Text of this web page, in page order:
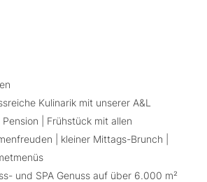
Kulinarik mit unserer A&L
| Frühstück mit allen
| kleiner Mittags-Brunch |
und SPA Genuss auf über 6.000 m²